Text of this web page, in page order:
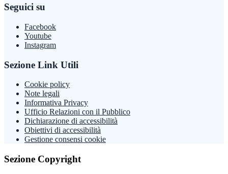
Seguici su
Facebook
Youtube
Instagram
Sezione Link Utili
Cookie policy
Note legali
Informativa Privacy
Ufficio Relazioni con il Pubblico
Dichiarazione di accessibilità
Obiettivi di accessibilità
Gestione consensi cookie
Sezione Copyright